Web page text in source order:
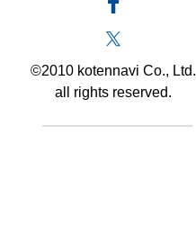
©2010 kotennavi Co., Ltd.
all rights reserved.